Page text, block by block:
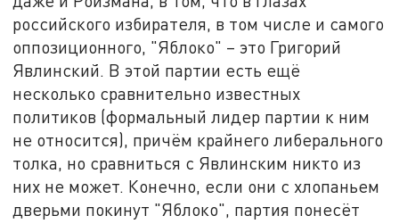
российского избирателя, в том числе и самого
оппозиционного, "Яблоко" – это Григорий
Явлинский. В этой партии есть ещё
несколько сравнительно известных
политиков (формальный лидер партии к ним
не относится), причём крайнего либерального
толка, но сравниться с Явлинским никто из
них не может. Конечно, если они с хлопаньем
дверьми покинут "Яблоко", партия понесёт